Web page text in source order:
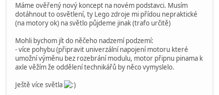
Máme ověřený nový koncept na novém podstavci. Musím
dotáhnout to osvětlení, ty Lego zdroje mi přídou nepraktické
(na motory ok) na světlo půjdeme jinak (trafo určitě)
Mohli bychom jít do něčeho nadzemí podzemí:
- více pohybu (připravit univerzální napojení motoru které
umožní výměnu bez rozebrání modulu, motor připnu pinama k
axle věžím že oddělení technikářů by něco vymyslelo.
Ještě více světla